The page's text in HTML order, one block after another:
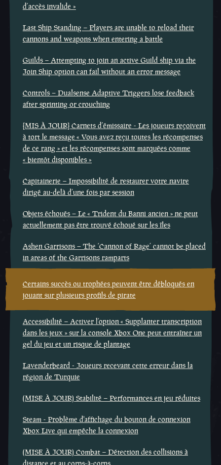
d’accès invalide »
Last Ship Standing – Players are unable to reload their
cannons and weapons when entering a battle
Guilds – Attempting to join an active Guild ship via the
Join Ship option can fail without an error message
Controls – Dualsense Adaptive Triggers lose feedback
after sprinting or crouching
[MIS À JOUR] Carnets d’émissaire - Les joueurs reçoivent
à tort le message « Vous avez reçu toutes les récompenses
de ce rang » et les récompenses sont marquées comme
« bientôt disponibles »
Capitainerie – Impossibilité de restaurer votre navire
dirigé au-delà d’une fois par session
Objets échoués – Le « Trident du Banni ancien » ne peut
actuellement pas être trouvé échoué sur les îles
Ashen Garrisons – The ‘Cannon of Rage’ cannot be placed
in areas of the Garrisons ramparts
Certains succès ou trophées peuvent être débloqués en
jouant sur plusieurs profils de pirate
Accessibilité – Activer l’option « Supplanter transcription
dans les jeux » sur la console Xbox One peut entraîner un
gel du jeu et un risque de plantage
Lavenderbeard - Joueurs recevant cette erreur dans la
région de Turquie
(MISE À JOUR) Stabilité – Performances en jeu réduites
Steam - Problème d'affichage du bouton de connexion
Xbox Live qui empêche la connexion
(MISE À JOUR) Combat – Détection des collisions à